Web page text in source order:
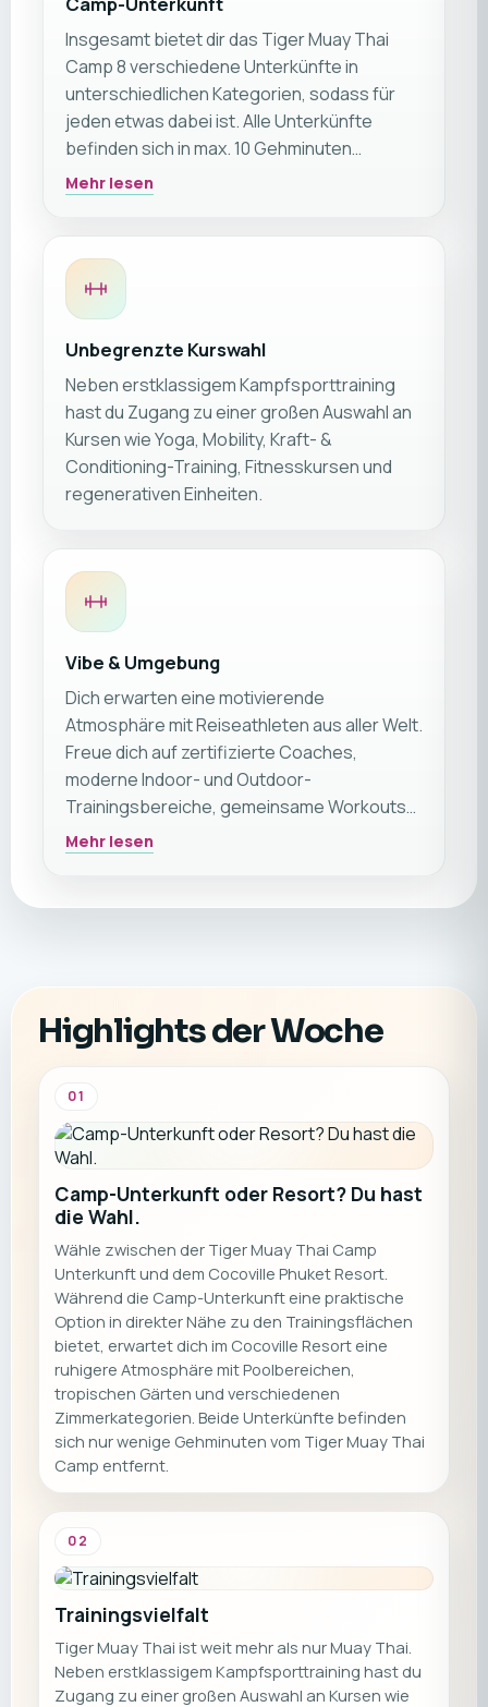
Insgesamt bietet dir das Tiger Muay Thai
Camp 8 verschiedene Unterkünfte in
unterschiedlichen Kategorien, sodass für
jeden etwas dabei ist. Alle Unterkünfte
befinden sich in max. 10 Gehminuten
Entfernung des Camps. Wir empfehlen
mindestens die Kategorie Deluxe Zimmer,
beinhaltet! So kannst du dich nach einem
anstrengenden Workout auch schnell
abkühlen. Falls verfügbar, organisieren wir dir
im Normalfall Camp 6.
Mehr lesen
Unbegrenzte Kurswahl
Neben erstklassigem Kampfsporttraining
hast du Zugang zu einer großen Auswahl an
Kursen wie Yoga, Mobility, Kraft- &
Conditioning-Training, Fitnesskursen und
regenerativen Einheiten.
Vibe & Umgebung
Dich erwarten eine motivierende
Atmosphäre mit Reiseathleten aus aller Welt.
Freue dich auf zertifizierte Coaches,
moderne Indoor- und Outdoor-
Trainingsbereiche, gemeinsame Workouts
und gesellige Momente beim Essen oder
Entspannen. Die perfekte Mischung aus
Regeneration in Phuket.
Mehr lesen
Highlights der Woche
01
Camp-Unterkunft oder Resort? Du hast
die Wahl.
Wähle zwischen der Tiger Muay Thai Camp
Unterkunft und dem Cocoville Phuket Resort.
Während die Camp-Unterkunft eine praktische
Option in direkter Nähe zu den Trainingsflächen
bietet, erwartet dich im Cocoville Resort eine
ruhigere Atmosphäre mit Poolbereichen,
tropischen Gärten und verschiedenen
Zimmerkategorien. Beide Unterkünfte befinden
sich nur wenige Gehminuten vom Tiger Muay Thai
Camp entfernt.
02
Trainingsvielfalt
Tiger Muay Thai ist weit mehr als nur Muay Thai.
Neben erstklassigem Kampfsporttraining hast du
Zugang zu einer großen Auswahl an Kursen wie